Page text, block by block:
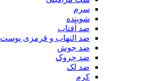
سرم
شوینده
ضد آفتاب
ضد التهاب و قرمزی پوست
‌ضد جوش
ضد چروک
ضد لک
کرم